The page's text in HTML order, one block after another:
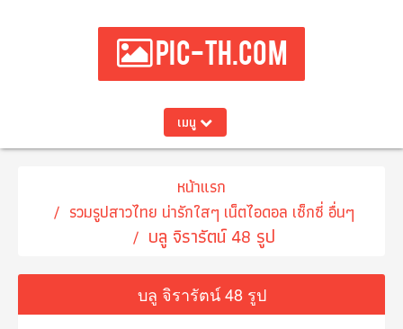
PIC-TH.COM
เมนู
หน้าแรก
รวมรูปสาวไทย น่ารักใสๆ เน็ตไอดอล เซ็กซี่ อื่นๆ
บลู จิรารัตน์ 48 รูป
บลู จิรารัตน์ 48 รูป